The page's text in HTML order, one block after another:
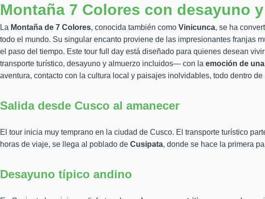
Montaña 7 Colores con desayuno
La Montaña de 7 Colores, conocida también como Vinicunca, se ha
todo el mundo. Su singular encanto proviene de las impresionantes franjas
el paso del tiempo. Este tour full day está diseñado para quienes desean
transporte turístico, desayuno y almuerzo incluidos— con la emoción de
aventura, contacto con la cultura local y paisajes inolvidables, todo dentro
Salida desde Cusco al amanecer
El tour inicia muy temprano en la ciudad de Cusco. El transporte turístico
horas de viaje, se llega al poblado de Cusipata, donde se hace la primera
Desayuno típico andino